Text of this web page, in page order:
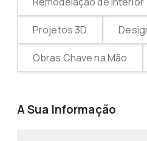
Projetos 3D
Obras Chave na Mão
A Sua Informação